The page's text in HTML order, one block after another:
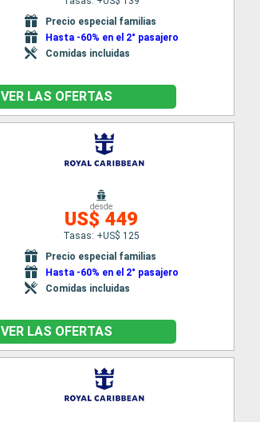
Precio especial familias
Hasta -60% en el 2° pasajero
Comidas incluidas
VER LAS OFERTAS
desde
US$ 449
Tasas: +US$ 125
Precio especial familias
Hasta -60% en el 2° pasajero
Comidas incluidas
VER LAS OFERTAS